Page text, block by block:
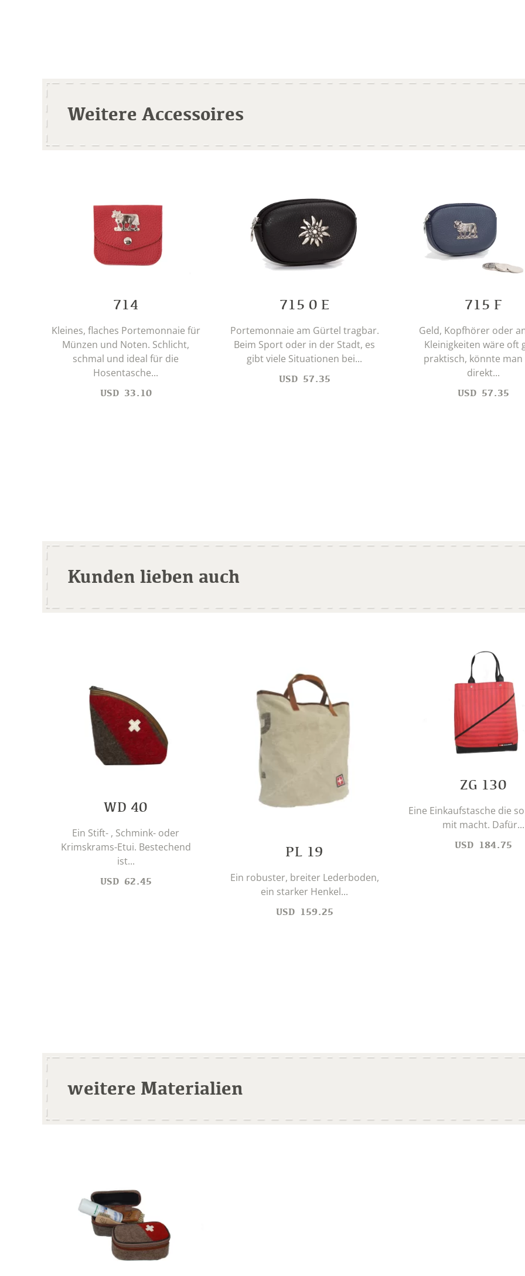
Weitere Accessoires
714
Kleines, flaches Portemonnaie für
Münzen und Noten. Schlicht,
schmal und ideal für die
Hosentasche...
USD 33.10
715 0 E
Portemonnaie am Gürtel tragbar.
Beim Sport oder in der Stadt, es
gibt viele Situationen bei...
USD 57.35
715 F
Geld, Kopfhörer oder
Kleinigkeiten wäre oft
praktisch, könnte man
direkt...
USD 57.35
Kunden lieben auch
WD 40
Ein Stift- , Schmink- oder
Krimskrams-Etui. Bestechend
ist...
USD 62.45
PL 19
Ein robuster, breiter Lederboden,
ein starker Henkel...
USD 159.25
ZG 130
Eine Einkaufstasche die
mit macht. Dafür...
USD 184.75
weitere Materialien